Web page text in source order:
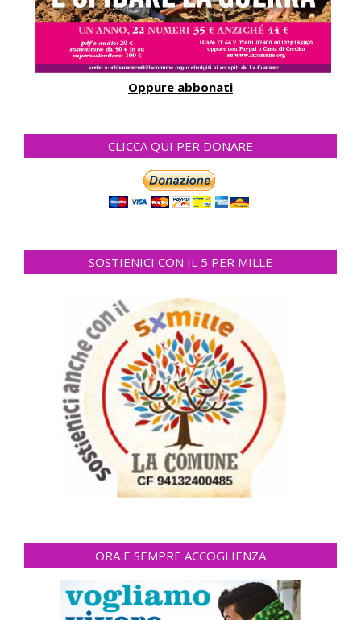
Oppure abbonati
CLICCA QUI PER DONARE
SOSTIENICI CON IL 5 PER MILLE
ORA E SEMPRE ACCOGLIENZA